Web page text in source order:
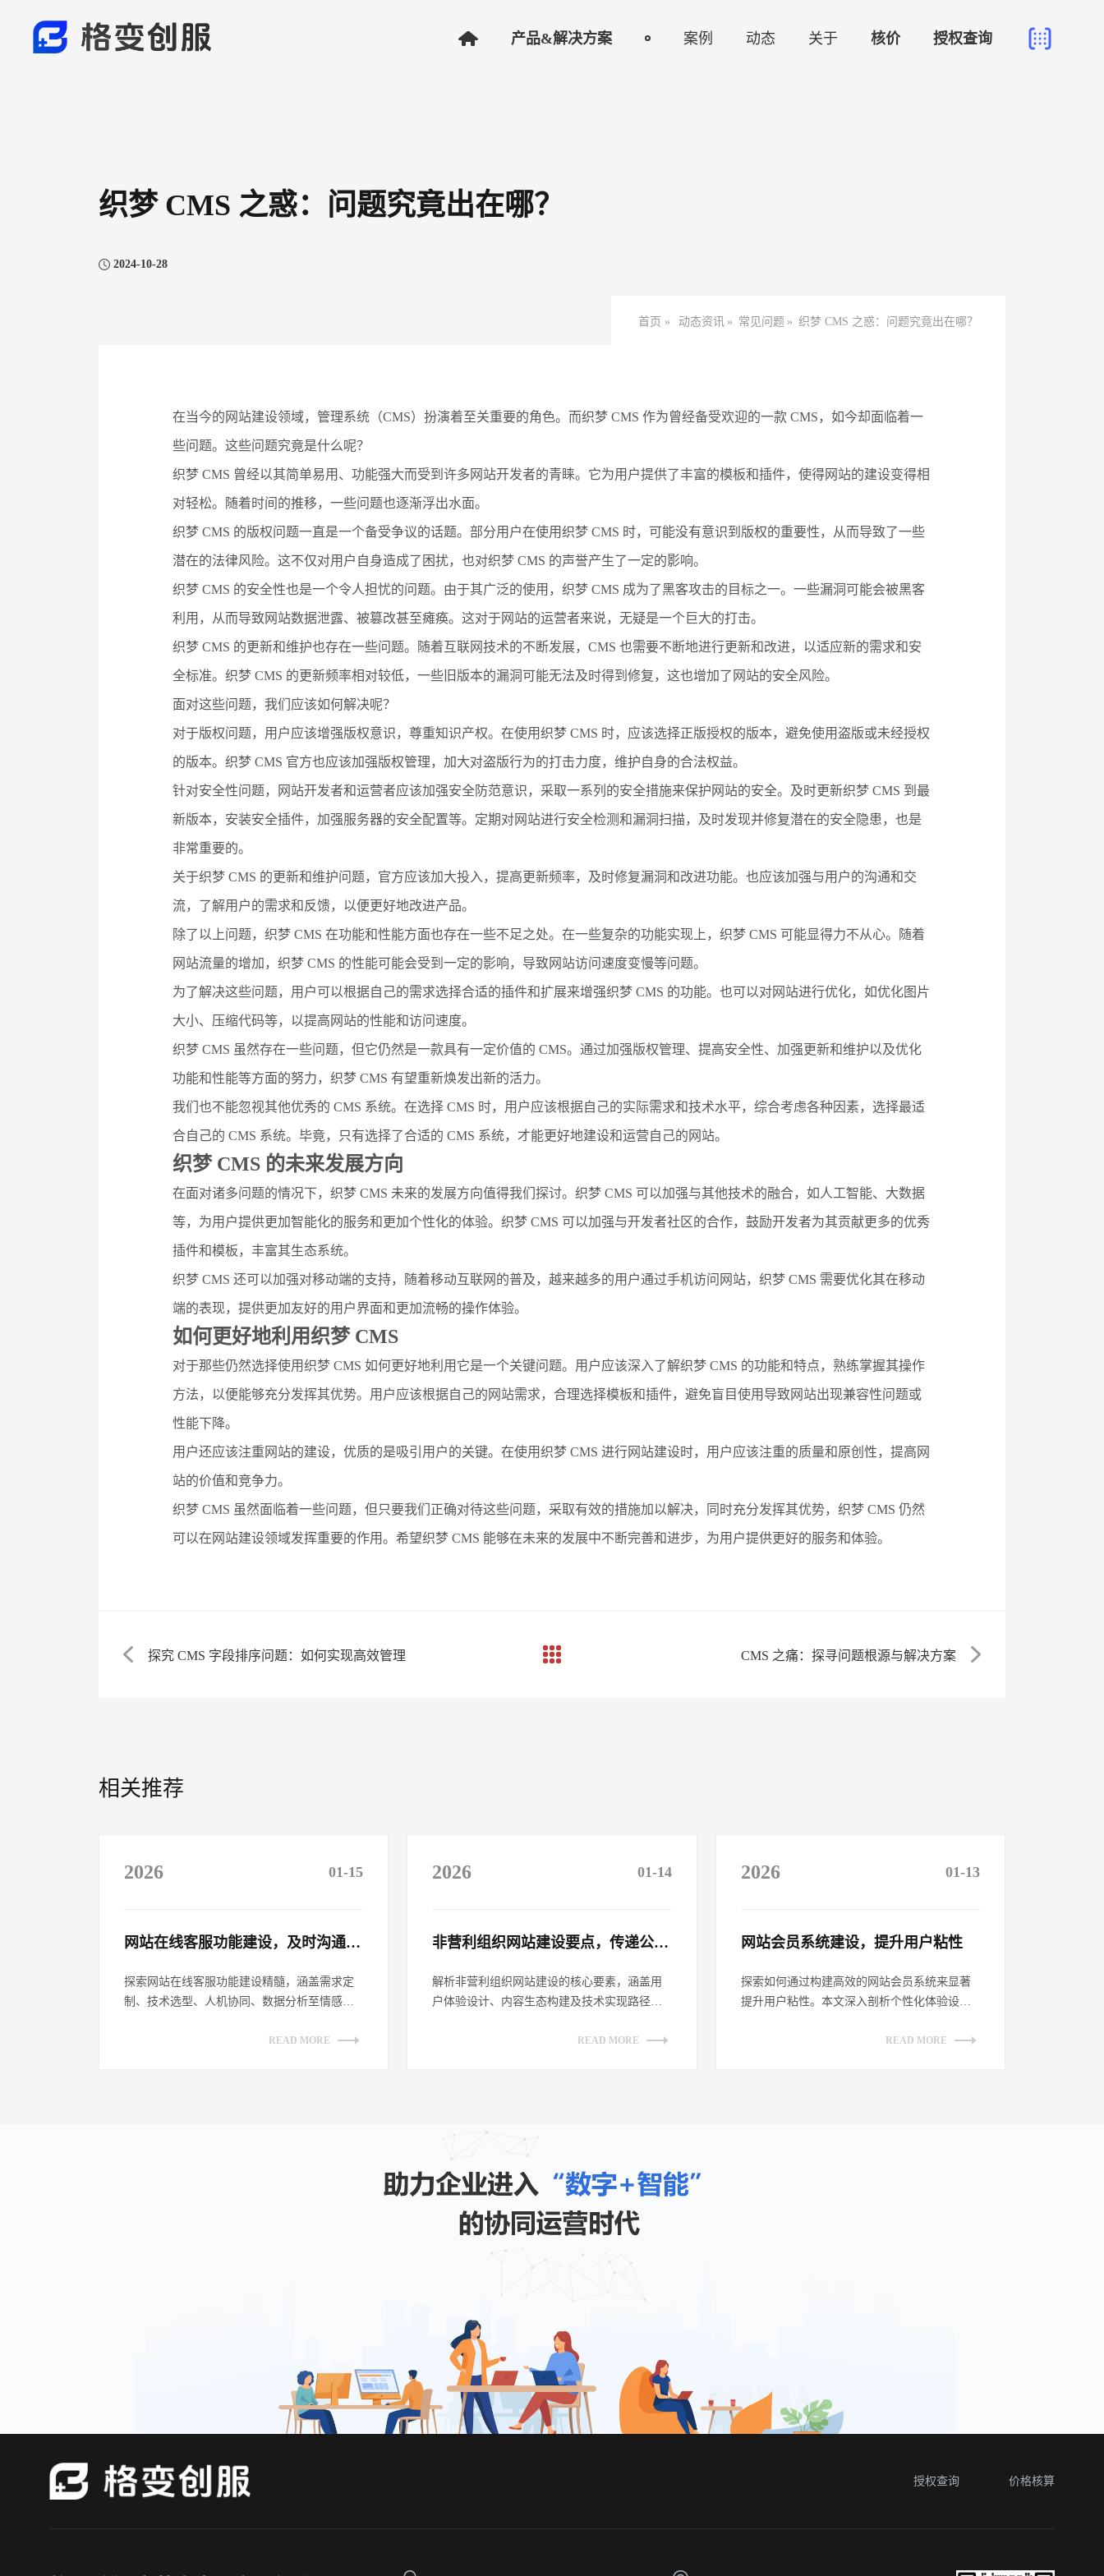
产品&解决方案 案例 动态 关于 核价 授权查询
织梦 CMS 之惑：问题究竟出在哪？
2024-10-28
首页 » 动态资讯 » 常见问题 » 织梦 CMS 之惑：问题究竟出在哪？
在当今的网站建设领域，管理系统（CMS）扮演着至关重要的角色。而织梦 CMS 作为曾经备受欢迎的一款 CMS，如今却面临着一
些问题。这些问题究竟是什么呢？
织梦 CMS 曾经以其简单易用、功能强大而受到许多网站开发者的青睐。它为用户提供了丰富的模板和插件，使得网站的建设变得相
对轻松。随着时间的推移，一些问题也逐渐浮出水面。
织梦 CMS 的版权问题一直是一个备受争议的话题。部分用户在使用织梦 CMS 时，可能没有意识到版权的重要性，从而导致了一些
潜在的法律风险。这不仅对用户自身造成了困扰，也对织梦 CMS 的声誉产生了一定的影响。
织梦 CMS 的安全性也是一个令人担忧的问题。由于其广泛的使用，织梦 CMS 成为了黑客攻击的目标之一。一些漏洞可能会被黑客
利用，从而导致网站数据泄露、被篡改甚至瘫痪。这对于网站的运营者来说，无疑是一个巨大的打击。
织梦 CMS 的更新和维护也存在一些问题。随着互联网技术的不断发展，CMS 也需要不断地进行更新和改进，以适应新的需求和安
全标准。织梦 CMS 的更新频率相对较低，一些旧版本的漏洞可能无法及时得到修复，这也增加了网站的安全风险。
面对这些问题，我们应该如何解决呢？
对于版权问题，用户应该增强版权意识，尊重知识产权。在使用织梦 CMS 时，应该选择正版授权的版本，避免使用盗版或未经授权
的版本。织梦 CMS 官方也应该加强版权管理，加大对盗版行为的打击力度，维护自身的合法权益。
针对安全性问题，网站开发者和运营者应该加强安全防范意识，采取一系列的安全措施来保护网站的安全。及时更新织梦 CMS 到最
新版本，安装安全插件，加强服务器的安全配置等。定期对网站进行安全检测和漏洞扫描，及时发现并修复潜在的安全隐患，也是
非常重要的。
关于织梦 CMS 的更新和维护问题，官方应该加大投入，提高更新频率，及时修复漏洞和改进功能。也应该加强与用户的沟通和交
流，了解用户的需求和反馈，以便更好地改进产品。
除了以上问题，织梦 CMS 在功能和性能方面也存在一些不足之处。在一些复杂的功能实现上，织梦 CMS 可能显得力不从心。随着
网站流量的增加，织梦 CMS 的性能可能会受到一定的影响，导致网站访问速度变慢等问题。
为了解决这些问题，用户可以根据自己的需求选择合适的插件和扩展来增强织梦 CMS 的功能。也可以对网站进行优化，如优化图片
大小、压缩代码等，以提高网站的性能和访问速度。
织梦 CMS 虽然存在一些问题，但它仍然是一款具有一定价值的 CMS。通过加强版权管理、提高安全性、加强更新和维护以及优化
功能和性能等方面的努力，织梦 CMS 有望重新焕发出新的活力。
我们也不能忽视其他优秀的 CMS 系统。在选择 CMS 时，用户应该根据自己的实际需求和技术水平，综合考虑各种因素，选择最适
合自己的 CMS 系统。毕竟，只有选择了合适的 CMS 系统，才能更好地建设和运营自己的网站。
织梦 CMS 的未来发展方向
在面对诸多问题的情况下，织梦 CMS 未来的发展方向值得我们探讨。织梦 CMS 可以加强与其他技术的融合，如人工智能、大数据
等，为用户提供更加智能化的服务和更加个性化的体验。织梦 CMS 可以加强与开发者社区的合作，鼓励开发者为其贡献更多的优秀
插件和模板，丰富其生态系统。
织梦 CMS 还可以加强对移动端的支持，随着移动互联网的普及，越来越多的用户通过手机访问网站，织梦 CMS 需要优化其在移动
端的表现，提供更加友好的用户界面和更加流畅的操作体验。
如何更好地利用织梦 CMS
对于那些仍然选择使用织梦 CMS 如何更好地利用它是一个关键问题。用户应该深入了解织梦 CMS 的功能和特点，熟练掌握其操作
方法，以便能够充分发挥其优势。用户应该根据自己的网站需求，合理选择模板和插件，避免盲目使用导致网站出现兼容性问题或
性能下降。
用户还应该注重网站的建设，优质的是吸引用户的关键。在使用织梦 CMS 进行网站建设时，用户应该注重的质量和原创性，提高网
站的价值和竞争力。
织梦 CMS 虽然面临着一些问题，但只要我们正确对待这些问题，采取有效的措施加以解决，同时充分发挥其优势，织梦 CMS 仍然
可以在网站建设领域发挥重要的作用。希望织梦 CMS 能够在未来的发展中不断完善和进步，为用户提供更好的服务和体验。
探究 CMS 字段排序问题：如何实现高效管理 CMS 之痛：探寻问题根源与解决方案
相关推荐
2026 01-15
网站在线客服功能建设，及时沟通客户​
探索网站在线客服功能建设精髓，涵盖需求定
制、技术选型、人机协同、数据分析至情感链
READ MORE
2026 01-14
非营利组织网站建设要点，传递公益理念​
解析非营利组织网站建设的核心要素，涵盖用
户体验设计、内容生态构建及技术实现路径。
READ MORE
2026 01-13
网站会员系统建设，提升用户粘性​
探索如何通过构建高效的网站会员系统来显著
提升用户粘性。本文深入剖析个性化体验设
READ MORE
授权查询 价格核算